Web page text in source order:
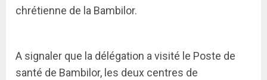
chrétienne de la Bambilor.
A signaler que la délégation a visité le Poste de
santé de Bambilor, les deux centres de